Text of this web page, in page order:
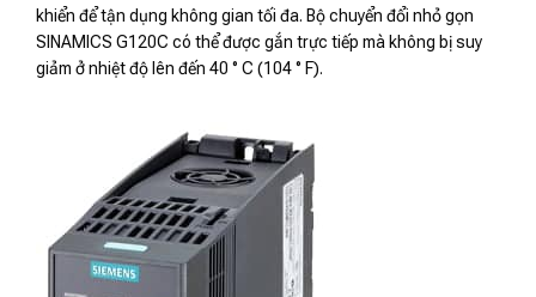
khiển để tận dụng không gian tối đa. Bộ chuyển đổi nhỏ gọn
SINAMICS G120C có thể được gắn trực tiếp mà không bị suy
giảm ở nhiệt độ lên đến 40 ° C (104 ° F).